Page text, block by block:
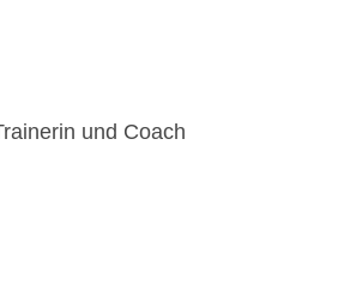
und Coach